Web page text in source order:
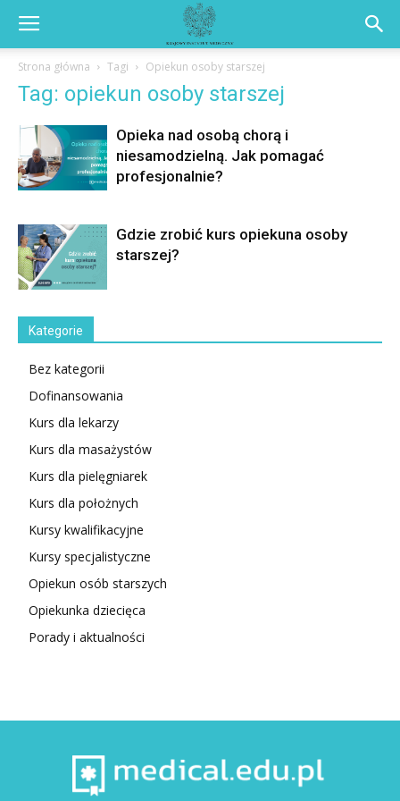
Strona główna Tagi Opiekun osoby starszej
Tag: opiekun osoby starszej
Opieka nad osobą chorą i
niesamodzielną. Jak pomagać
profesjonalnie?
Gdzie zrobić kurs opiekuna osoby
starszej?
Kategorie
Bez kategorii
Dofinansowania
Kurs dla lekarzy
Kurs dla masażystów
Kurs dla pielęgniarek
Kurs dla położnych
Kursy kwalifikacyjne
Kursy specjalistyczne
Opiekun osób starszych
Opiekunka dziecięca
Porady i aktualności